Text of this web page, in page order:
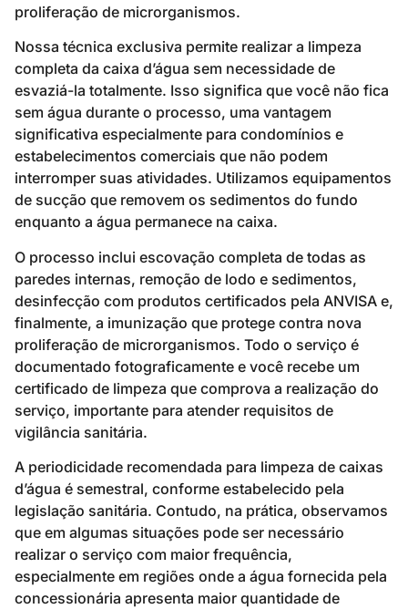
proliferação de microrganismos.
Nossa técnica exclusiva permite realizar a limpeza
completa da caixa d’água sem necessidade de
esvaziá-la totalmente. Isso significa que você não fica
sem água durante o processo, uma vantagem
significativa especialmente para condomínios e
estabelecimentos comerciais que não podem
interromper suas atividades. Utilizamos equipamentos
de sucção que removem os sedimentos do fundo
enquanto a água permanece na caixa.
O processo inclui escovação completa de todas as
paredes internas, remoção de lodo e sedimentos,
desinfecção com produtos certificados pela ANVISA e,
finalmente, a imunização que protege contra nova
proliferação de microrganismos. Todo o serviço é
documentado fotograficamente e você recebe um
certificado de limpeza que comprova a realização do
serviço, importante para atender requisitos de
vigilância sanitária.
A periodicidade recomendada para limpeza de caixas
d’água é semestral, conforme estabelecido pela
legislação sanitária. Contudo, na prática, observamos
que em algumas situações pode ser necessário
realizar o serviço com maior frequência,
especialmente em regiões onde a água fornecida pela
concessionária apresenta maior quantidade de